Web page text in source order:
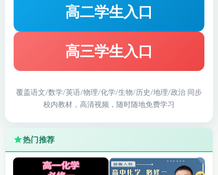
高二学生入口
高三学生入口
覆盖语文/数学/英语/物理/化学/生物/历史/地理/政治 同步
校内教材，高清视频，随时随地免费学习
热门推荐